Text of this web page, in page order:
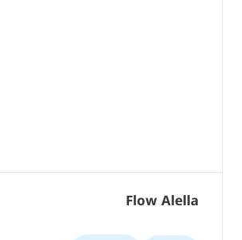
Flow Alella